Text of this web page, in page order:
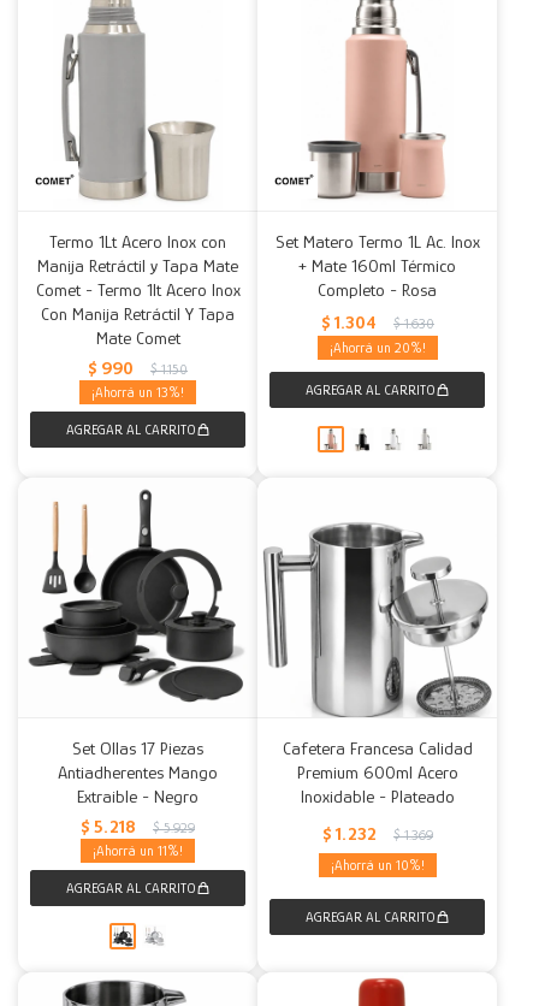
Termo 1Lt Acero Inox con
Manija Retráctil y Tapa Mate
Comet - Termo 1lt Acero Inox
Con Manija Retráctil Y Tapa
Mate Comet
$ 990 $ 1.150
13
Set Matero Termo 1L Ac. Inox
+ Mate 160ml Térmico
Completo - Rosa
$ 1.304 $ 1.630
20
Set Ollas 17 Piezas
Antiadherentes Mango
Extraible - Negro
$ 5.218 $ 5.929
11
Cafetera Francesa Calidad
Premium 600ml Acero
Inoxidable - Plateado
$ 1.232 $ 1.369
10